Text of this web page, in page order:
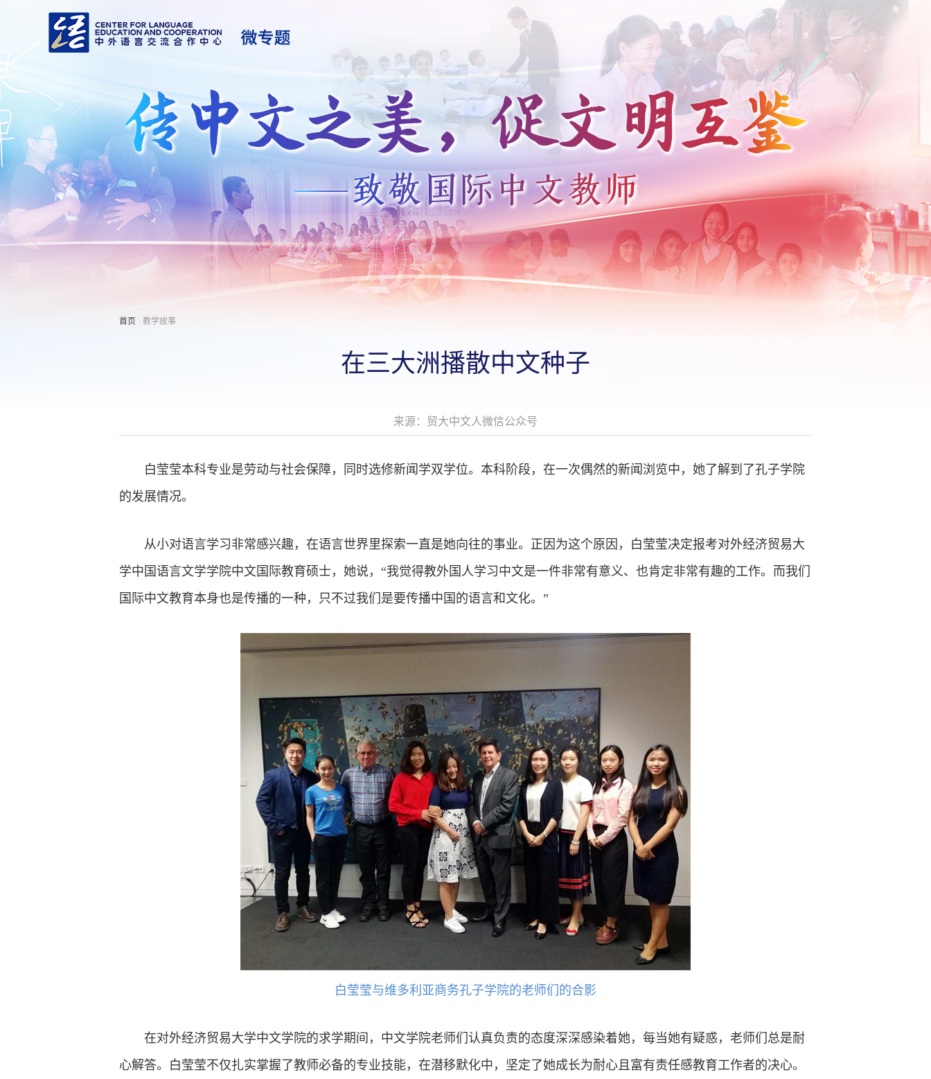
首页 · 教学故事
在三大洲播散中文种子
来源：贸大中文人微信公众号
白莹莹本科专业是劳动与社会保障，同时选修新闻学双学位。本科阶段，在一次偶然的新闻浏览中，她了解到了孔子学院
的发展情况。
从小对语言学习非常感兴趣，在语言世界里探索一直是她向往的事业。正因为这个原因，白莹莹决定报考对外经济贸易大
学中国语言文学学院中文国际教育硕士，她说，“我觉得教外国人学习中文是一件非常有意义、也肯定非常有趣的工作。而我们
国际中文教育本身也是传播的一种，只不过我们是要传播中国的语言和文化。”
白莹莹与维多利亚商务孔子学院的老师们的合影
在对外经济贸易大学中文学院的求学期间，中文学院老师们认真负责的态度深深感染着她，每当她有疑惑，老师们总是耐
心解答。白莹莹不仅扎实掌握了教师必备的专业技能，在潜移默化中，坚定了她成长为耐心且富有责任感教育工作者的决心。